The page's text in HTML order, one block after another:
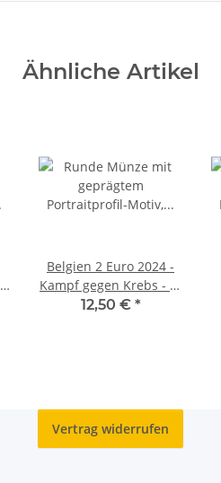
Ähnliche Artikel
Belgien 2 Euro 2024 -
Kampf gegen Krebs - in
niederl. Coincard
12,50 € *
Vertrag widerrufen